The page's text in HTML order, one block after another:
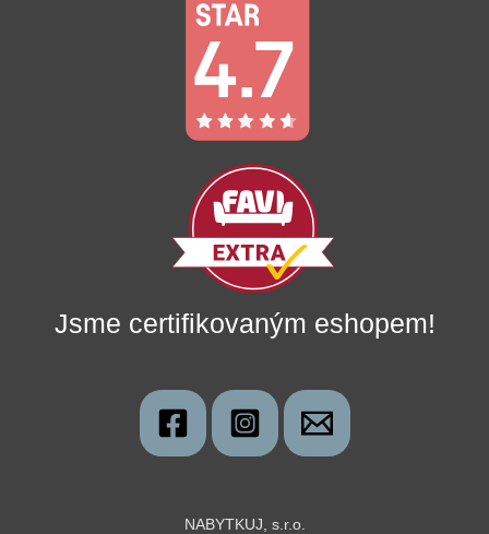
Jsme certifikovaným eshopem!
NABYTKUJ, s.r.o.